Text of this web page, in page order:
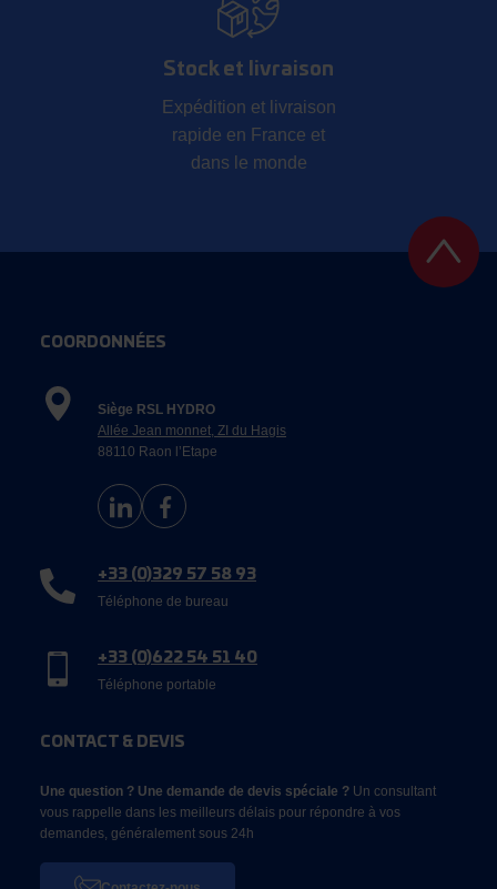
Stock et livraison
Expédition et livraison
rapide en France et
dans le monde
COORDONNÉES
Siège RSL HYDRO
Allée Jean monnet, ZI du Hagis
88110 Raon l’Etape
+33 (0)329 57 58 93
Téléphone de bureau
+33 (0)622 54 51 40
Téléphone portable
CONTACT & DEVIS
Une question ? Une demande de devis spéciale ? Un consultant
vous rappelle dans les meilleurs délais pour répondre à vos
demandes, généralement sous 24h